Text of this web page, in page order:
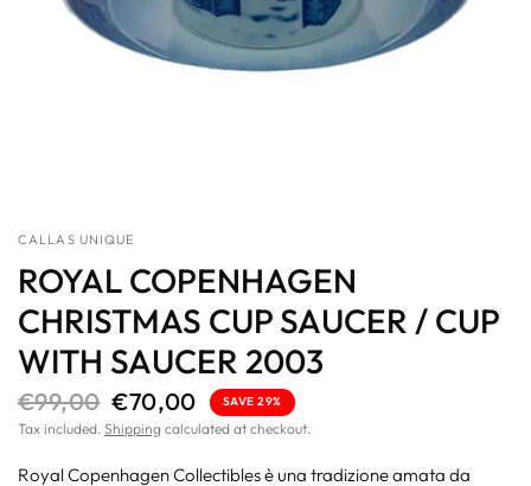
CALLAS UNIQUE
ROYAL COPENHAGEN
CHRISTMAS CUP SAUCER / CUP
WITH SAUCER 2003
€99,00 €70,00 SAVE 29%
Tax included. Shipping calculated at checkout.
Royal Copenhagen Collectibles è una tradizione amata da